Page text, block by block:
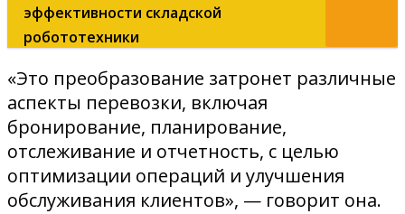
эффективности складской
робототехники
«Это преобразование затронет различные
аспекты перевозки, включая
бронирование, планирование,
отслеживание и отчетность, с целью
оптимизации операций и улучшения
обслуживания клиентов», — говорит она.